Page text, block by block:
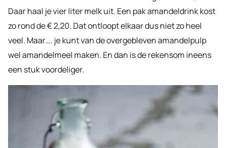
Daar haal je vier liter melk uit. Een pak amandeldrink kost
zo rond de € 2,20. Dat ontloopt elkaar dus niet zo heel
veel. Maar…. je kunt van de overgebleven amandelpulp
wel amandelmeel maken. En dan is de rekensom ineens
een stuk voordeliger.